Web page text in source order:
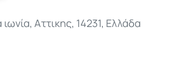
, Αττικης, 14231, Ελλάδα